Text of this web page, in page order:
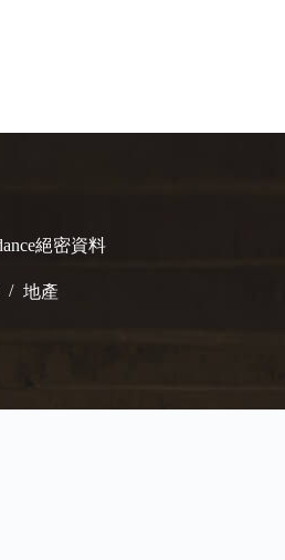
絕密資料
地產